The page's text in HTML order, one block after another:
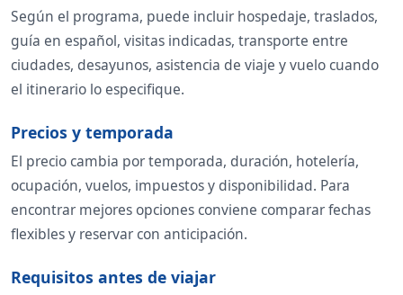
Según el programa, puede incluir hospedaje, traslados,
guía en español, visitas indicadas, transporte entre
ciudades, desayunos, asistencia de viaje y vuelo cuando
el itinerario lo especifique.
Precios y temporada
El precio cambia por temporada, duración, hotelería,
ocupación, vuelos, impuestos y disponibilidad. Para
encontrar mejores opciones conviene comparar fechas
flexibles y reservar con anticipación.
Requisitos antes de viajar